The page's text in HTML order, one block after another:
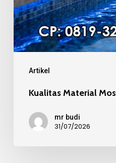
Artikel
Kualitas Material
mr budi
31/07/2026